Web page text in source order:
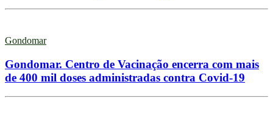
Gondomar
Gondomar. Centro de Vacinação encerra com mais
de 400 mil doses administradas contra Covid-19